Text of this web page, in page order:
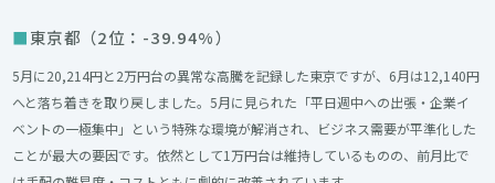
東京都（2位：-39.94%）
5月に20,214円と2万円台の異常な高騰を記録した東京ですが、6月は12,140円
へと落ち着きを取り戻しました。5月に見られた「平日週中への出張・企業イ
ベントの一極集中」という特殊な環境が解消され、ビジネス需要が平準化した
ことが最大の要因です。依然として1万円台は維持しているものの、前月比で